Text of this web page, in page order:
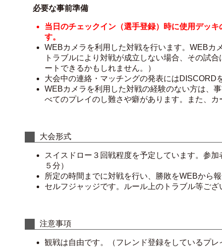
必要な事前準備
当日のチェックイン（選手登録）時に使用デッ
す。
WEBカメラを利用した対戦を行います。WEBカ
トラブルにより対戦が成立しない場合、その試
ートできるかもしれません。）
大会中の連絡・マッチングの発表にはDISCORD
WEBカメラを利用した対戦の経験のない方は、
べてのプレイのし難さや癖があります。また、
大会形式
スイスドロー３回戦程度を予定しています。参
５分）
所定の時間までに対戦を行い、勝敗をWEBから
セルフジャッジです。ルール上のトラブル等ご
注意事項
観戦は自由です。（フレンド登録をしているプ